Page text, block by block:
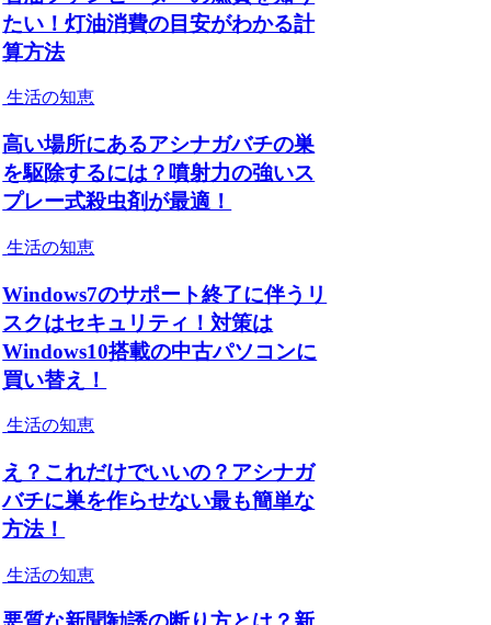
たい！灯油消費の目安がわかる計
算方法
生活の知恵
高い場所にあるアシナガバチの巣
を駆除するには？噴射力の強いス
プレー式殺虫剤が最適！
生活の知恵
Windows7のサポート終了に伴うリ
スクはセキュリティ！対策は
Windows10搭載の中古パソコンに
買い替え！
生活の知恵
え？これだけでいいの？アシナガ
バチに巣を作らせない最も簡単な
方法！
生活の知恵